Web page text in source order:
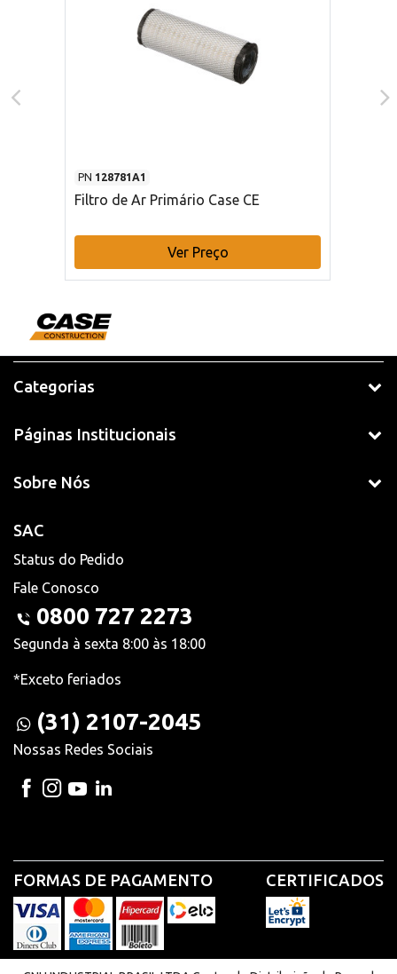
PN 128781A1
Filtro de Ar Primário Case CE
Ver Preço
Categorias
Páginas Institucionais
Sobre Nós
SAC
Status do Pedido
Fale Conosco
0800 727 2273
Segunda à sexta 8:00 às 18:00
*Exceto feriados
(31) 2107-2045
Nossas Redes Sociais
FORMAS DE PAGAMENTO CERTIFICADOS